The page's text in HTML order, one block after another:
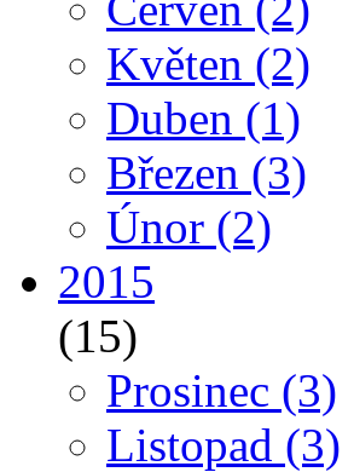
Květen (2)
Duben (1)
Březen (3)
Únor (2)
2015
(15)
Prosinec (3)
Listopad (3)